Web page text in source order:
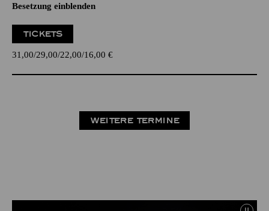
Besetzung einblenden
TICKETS
31,00 29,00 22,00 16,00 €
WEITERE TERMINE